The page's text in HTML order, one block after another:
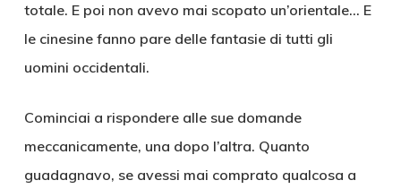
totale. E poi non avevo mai scopato un’orientale… E
le cinesine fanno pare delle fantasie di tutti gli
uomini occidentali.
Cominciai a rispondere alle sue domande
meccanicamente, una dopo l’altra. Quanto
guadagnavo, se avessi mai comprato qualcosa a